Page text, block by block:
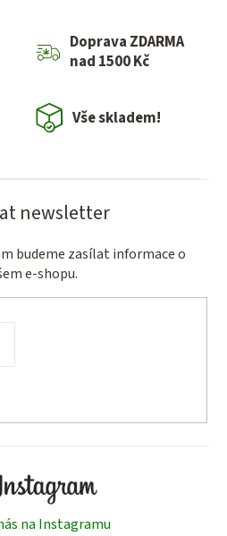
k
v
p
i
Doprava ZDARMA
nad 1500 Kč
Vše skladem!
newsletter
budeme zasílat informace o
e-shopu.
na Instagramu